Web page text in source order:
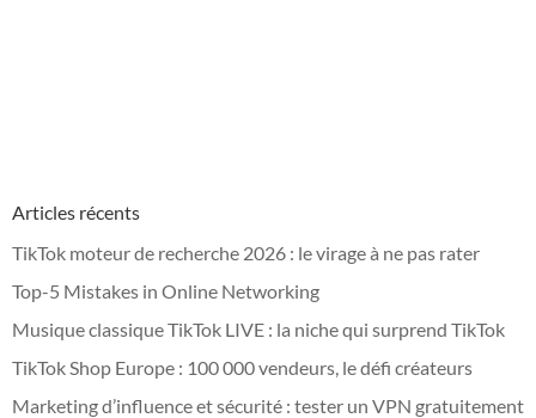
Articles récents
TikTok moteur de recherche 2026 : le virage à ne pas rater
Top-5 Mistakes in Online Networking
Musique classique TikTok LIVE : la niche qui surprend TikTok
TikTok Shop Europe : 100 000 vendeurs, le défi créateurs
Marketing d’influence et sécurité : tester un VPN gratuitement